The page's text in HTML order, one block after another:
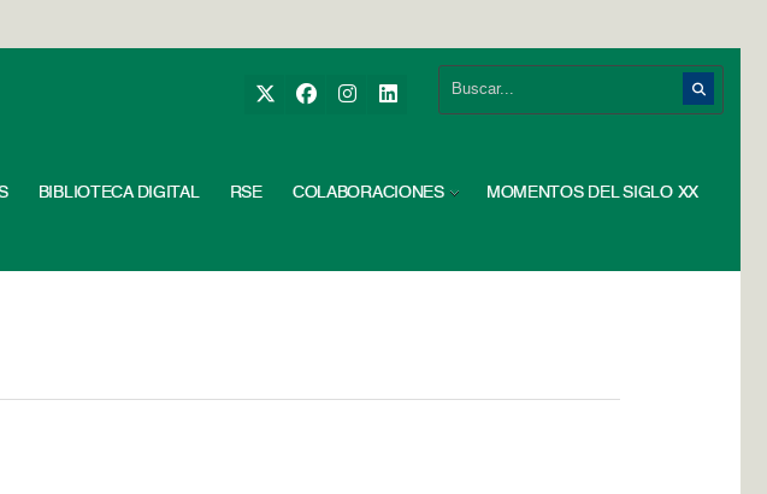
BIBLIOTECA DIGITAL RSE COLABORACIONES MOMENTOS DEL SIGLO XX